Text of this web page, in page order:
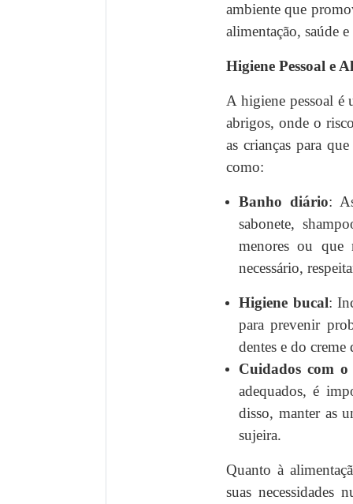
ambiente que
alimentação, saúde
Higiene Pessoal e
A higiene pessoal é
abrigos, onde o
as crianças para
como:
Banho diário:
sabonete,
menores ou que
necessário,
Higiene bucal:
para prevenir
dentes e do creme
Cuidados com
adequados, é
disso, manter as
sujeira.
Quanto à
suas necessidades